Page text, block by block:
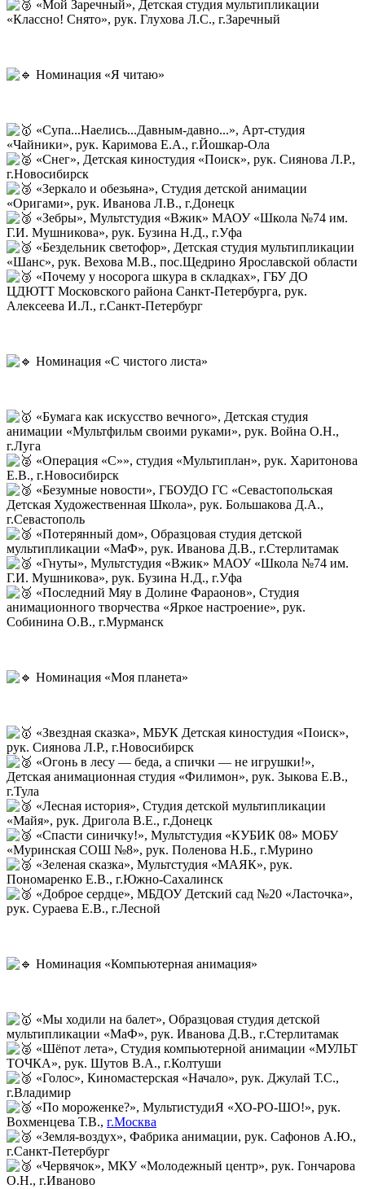
«Мой Заречный», Детская студия мультипликации
«Классно! Снято», рук. Глухова Л.С., г.Заречный
Номинация «Я читаю»
«Супа...Наелись...Давным-давно...», Арт-студия
«Чайники», рук. Каримова Е.А., г.Йошкар-Ола
«Снег», Детская киностудия «Поиск», рук. Сиянова Л.Р.,
г.Новосибирск
«Зеркало и обезьяна», Студия детской анимации
«Оригами», рук. Иванова Л.В., г.Донецк
«Зебры», Мультстудия «Вжик» МАОУ «Школа №74 им.
Г.И. Мушникова», рук. Бузина Н.Д., г.Уфа
«Бездельник светофор», Детская студия мультипликации
«Шанс», рук. Вехова М.В., пос.Щедрино Ярославской области
«Почему у носорога шкура в складках», ГБУ ДО
ЦДЮТТ Московского района Санкт-Петербурга, рук.
Алексеева И.Л., г.Санкт-Петербург
Номинация «С чистого листа»
«Бумага как искусство вечного», Детская студия
анимации «Мультфильм своими руками», рук. Война О.Н.,
г.Луга
«Операция «С»», студия «Мультиплан», рук. Харитонова
Е.В., г.Новосибирск
«Безумные новости», ГБОУДО ГС «Севастопольская
Детская Художественная Школа», рук. Большакова Д.А.,
г.Севастополь
«Потерянный дом», Образцовая студия детской
мультипликации «МаФ», рук. Иванова Д.В., г.Стерлитамак
«Гнуты», Мультстудия «Вжик» МАОУ «Школа №74 им.
Г.И. Мушникова», рук. Бузина Н.Д., г.Уфа
«Последний Мяу в Долине Фараонов», Студия
анимационного творчества «Яркое настроение», рук.
Собинина О.В., г.Мурманск
Номинация «Моя планета»
«Звездная сказка», МБУК Детская киностудия «Поиск»,
рук. Сиянова Л.Р., г.Новосибирск
«Огонь в лесу — беда, а спички — не игрушки!»,
Детская анимационная студия «Филимон», рук. Зыкова Е.В.,
г.Тула
«Лесная история», Студия детской мультипликации
«Майя», рук. Дригола В.Е., г.Донецк
«Спасти синичку!», Мультстудия «КУБИК 08» МОБУ
«Муринская СОШ №8», рук. Поленова Н.Б., г.Мурино
«Зеленая сказка», Мультстудия «МАЯК», рук.
Пономаренко Е.В., г.Южно-Сахалинск
«Доброе сердце», МБДОУ Детский сад №20 «Ласточка»,
рук. Сураева Е.В., г.Лесной
Номинация «Компьютерная анимация»
«Мы ходили на балет», Образцовая студия детской
мультипликации «МаФ», рук. Иванова Д.В., г.Стерлитамак
«Шёпот лета», Студия компьютерной анимации «МУЛЬТ
ТОЧКА», рук. Шутов В.А., г.Колтуши
«Голос», Киномастерская «Начало», рук. Джулай Т.С.,
г.Владимир
«По мороженке?», МультистудиЯ «ХО-РО-ШО!», рук.
Вохменцева Т.В., г.Москва
«Земля-воздух», Фабрика анимации, рук. Сафонов А.Ю.,
г.Санкт-Петербург
«Червячок», МКУ «Молодежный центр», рук. Гончарова
О.Н., г.Иваново